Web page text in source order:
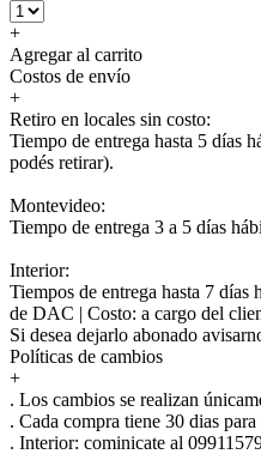
+
Agregar al carrito
Costos de envío
+
Retiro en locales sin costo:
Tiempo de entrega hasta 5 días
podés retirar).
Montevideo:
Tiempo de entrega 3 a 5 días
Interior:
Tiempos de entrega hasta 7
de DAC | Costo: a cargo del
Si desea dejarlo abonado
Políticas de cambios
+
. Los cambios se realizan
. Cada compra tiene 30 dias
. Interior: cominicate al